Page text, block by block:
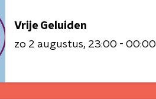
Vrije Geluiden
zo 2 augustus 23:00 - 00:00